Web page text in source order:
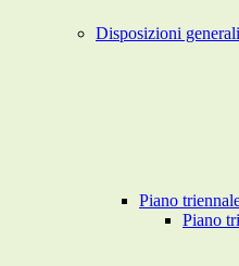
Disposizioni generali
Piano
Piano